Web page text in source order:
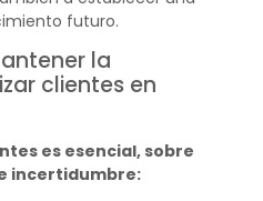
futuro.
la
clientes en
es esencial, sobre
incertidumbre: